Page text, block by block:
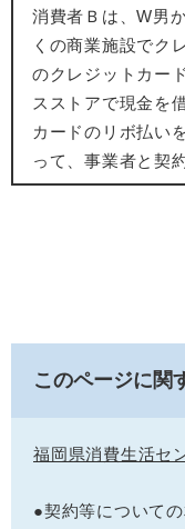
消費者Ｂは、W男
くの商業施設でク
のクレジットカー
スストアで現金を
カードのリボ払い
って、事業者と契
このページに関
福岡県消費生活セ
●契約等について